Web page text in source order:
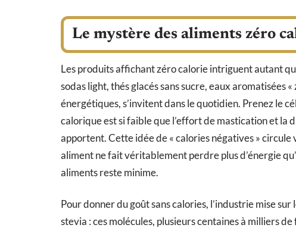
Le mystère des aliments zéro
Les produits affichant zéro calorie intriguent autant
sodas light, thés glacés sans sucre, eaux aromatisées
énergétiques, s’invitent dans le quotidien. Prenez le
calorique est si faible que l’effort de mastication et la
apportent. Cette idée de « calories négatives »
aliment ne fait véritablement perdre plus d’énergie
aliments reste minime.
Pour donner du goût sans calories, l’industrie mise
stevia : ces molécules, plusieurs centaines à milliers